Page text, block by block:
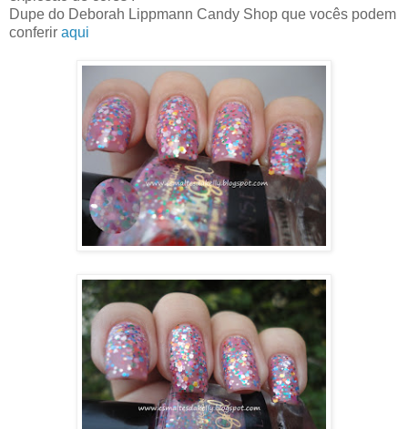
Dupe do Deborah Lippmann Candy Shop que vocês podem
conferir aqui